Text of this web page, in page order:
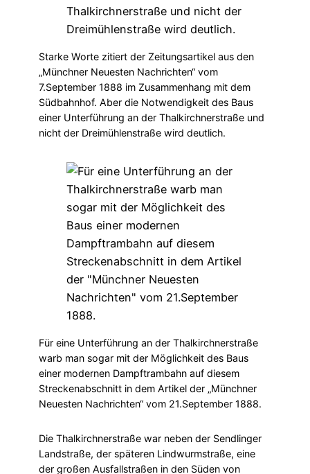
Starke Worte zitiert der Zeitungsartikel aus den
„Münchner Neuesten Nachrichten“ vom
7.September 1888 im Zusammenhang mit dem
Südbahnhof. Aber die Notwendigkeit des Baus
einer Unterführung an der Thalkirchnerstraße und
nicht der Dreimühlenstraße wird deutlich.
Für eine Unterführung an der Thalkirchnerstraße
warb man sogar mit der Möglichkeit des Baus
einer modernen Dampftrambahn auf diesem
Streckenabschnitt in dem Artikel der „Münchner
Neuesten Nachrichten“ vom 21.September 1888.
Die Thalkirchnerstraße war neben der Sendlinger
Landstraße, der späteren Lindwurmstraße, eine
der großen Ausfallstraßen in den Süden von